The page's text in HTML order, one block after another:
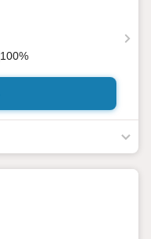
100%